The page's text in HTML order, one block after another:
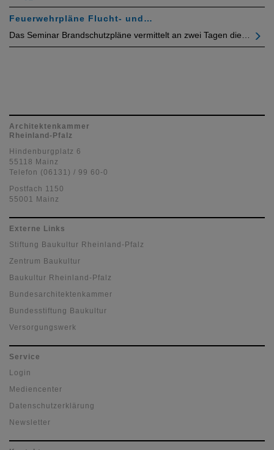
Feuerwehrpläne Flucht- und…
Das Seminar Brandschutzpläne vermittelt an zwei Tagen die…
Architektenkammer
Rheinland-Pfalz
Hindenburgplatz 6
55118 Mainz
Telefon (06131) / 99 60-0
Postfach 1150
55001 Mainz
Externe Links
Stiftung Baukultur Rheinland-Pfalz
Zentrum Baukultur
Baukultur Rheinland-Pfalz
Bundesarchitektenkammer
Bundesstiftung Baukultur
Versorgungswerk
Service
Login
Mediencenter
Datenschutzerklärung
Newsletter